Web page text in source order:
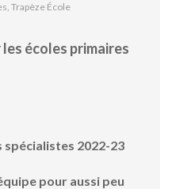
, Trapèze École
écoles primaires
spécialistes 2022-23
pour aussi peu